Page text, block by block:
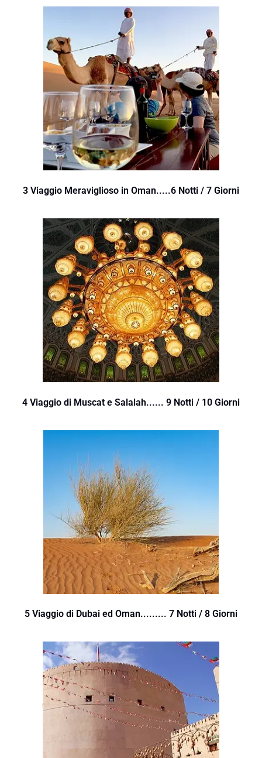
3 Viaggio Meraviglioso in Oman.....6 Notti / 7 Giorni
4 Viaggio di Muscat e Salalah...... 9 Notti / 10 Giorni
5 Viaggio di Dubai ed Oman......... 7 Notti / 8 Giorni